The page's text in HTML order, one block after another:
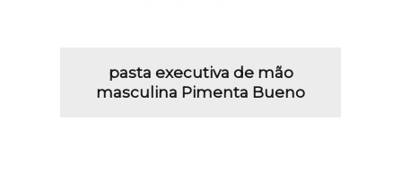
pasta executiva de mão
masculina Pimenta Bueno